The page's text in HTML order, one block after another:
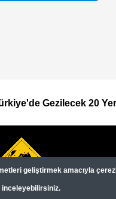
Gezilecek 20 Yer
geliştirmek amacıyla
inceleyebilirsiniz.